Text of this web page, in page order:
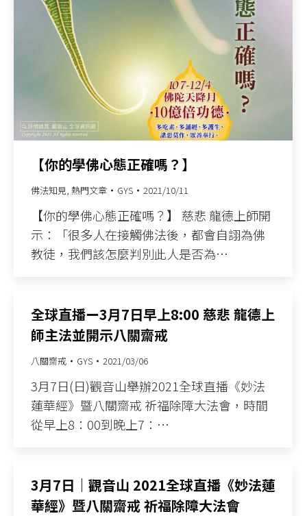
【你的學佛心態正確嗎？】
佛法知見, 熱門文章 GYS 2021/10/11
【你的學佛心態正確嗎？】 慈悲 龍德上師開
示：「很多人在接觸佛法後，都會自詡為佛
教徒，我們該怎麼判別此人是否為…
全球直播ー3月7日早上8:00 慈悲 龍德上
師主法並開示八關齋戒
八關齋戒 GYS 2021/03/06
3月7日(日)觀音山舉辦2021全球直播《妙法
蓮華經》暨八關齋戒 祈福除障大法會，時間
從早上8：00到晚上7：…
3月7日｜觀音山 2021全球直播《妙法蓮
華經》暨八關齋戒 祈福除障大法會